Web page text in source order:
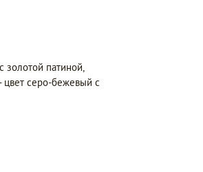
золотой патиной,
цвет серо-бежевый с